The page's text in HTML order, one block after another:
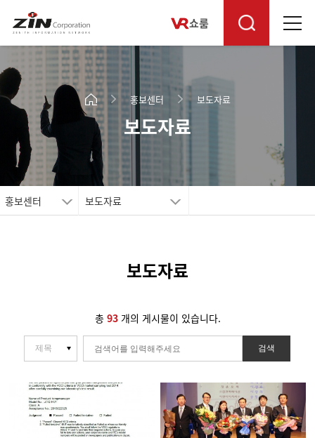
쇼룸
홍보센터 보도자료
보도자료
홍보센터 보도자료
보도자료
총 93개의 게시물이 있습니다.
검색